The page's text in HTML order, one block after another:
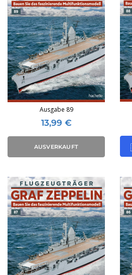
Ausgabe 89
13,99 €
AUSVERKAUFT